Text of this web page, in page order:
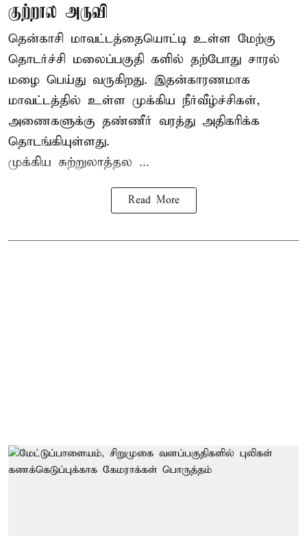
குற்றால அருவி
தென்காசி மாவட்டத்தையொட்டி உள்ள மேற்கு
தொடர்ச்சி மலைப்பகுதி களில் தற்போது சாரல்
மழை பெய்து வருகிறது. இதன்காரணமாக
மாவட்டத்தில் உள்ள முக்கிய நீர்வீழ்ச்சிகள்,
அணைகளுக்கு தண்ணீர் வரத்து அதிகரிக்க
தொடங்கியுள்ளது.
முக்கிய சுற்றுலாத்தல ...
Read More